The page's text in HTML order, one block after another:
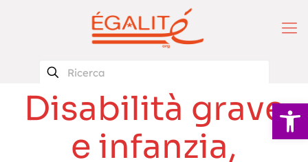
Apri la
Disabilità grave
e infanzia,